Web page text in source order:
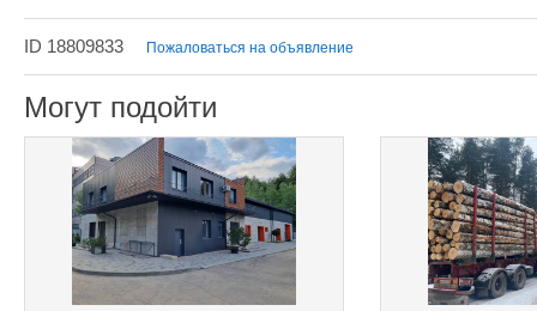
ID 18809833 Пожаловаться на объявление
Могут подойти